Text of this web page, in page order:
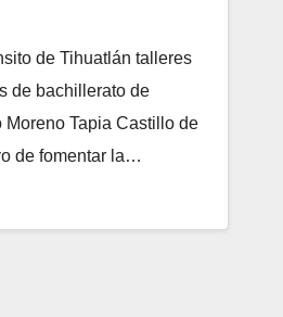
de Tihuatlán talleres
de bachillerato de
Tapia Castillo de
de fomentar la…